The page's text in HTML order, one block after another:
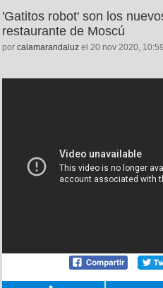
'Gatitos robot' son los
restaurante de Moscú
por calamarandaluz el 20 nov 2020, 10:59